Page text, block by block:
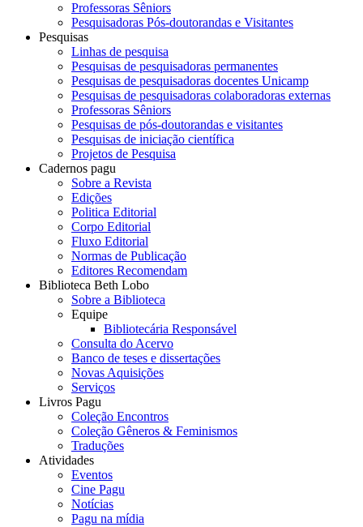
Professoras Sêniors
Pesquisadoras Pós-doutorandas e Visitantes
Pesquisas
Linhas de pesquisa
Pesquisas de pesquisadoras permanentes
Pesquisas de pesquisadoras docentes Unicamp
Pesquisas de pesquisadoras colaboradoras externas
Professoras Sêniors
Pesquisas de pós-doutorandas e visitantes
Pesquisas de iniciação científica
Projetos de Pesquisa
Cadernos pagu
Sobre a Revista
Edições
Politica Editorial
Corpo Editorial
Fluxo Editorial
Normas de Publicação
Editores Recomendam
Biblioteca Beth Lobo
Sobre a Biblioteca
Equipe
Bibliotecária Responsável
Consulta do Acervo
Banco de teses e dissertações
Novas Aquisições
Serviços
Livros Pagu
Coleção Encontros
Coleção Gêneros & Feminismos
Traduções
Atividades
Eventos
Cine Pagu
Notícias
Pagu na mídia